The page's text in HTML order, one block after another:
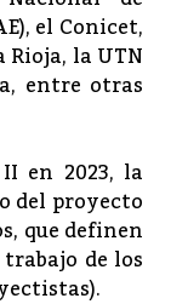
el Conicet,
la UTN
entre otras
en 2023, la
del proyecto
que definen
de los